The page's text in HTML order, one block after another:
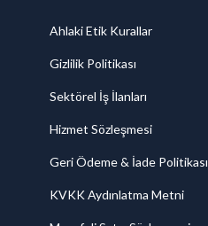
Ahlaki Etik Kurallar
Gizlilik Politikası
Sektörel İş İlanları
Hizmet Sözleşmesi
Geri Ödeme & İade Politikası
KVKK Aydınlatma Metni